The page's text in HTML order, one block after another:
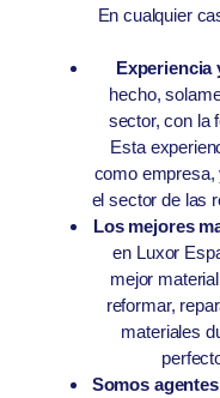
En cualquier
Experiencia
hecho,
sector, con la
Esta
como empresa,
el sector de las
Los mejores
en Luxor
mejor
reformar,
materiales
Somos